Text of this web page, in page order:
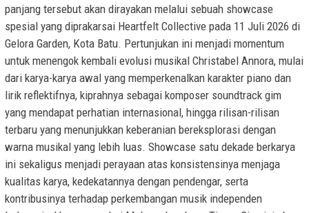
panjang tersebut akan dirayakan melalui sebuah showcase
spesial yang diprakarsai Heartfelt Collective pada 11 Juli 2026 di
Gelora Garden, Kota Batu. Pertunjukan ini menjadi momentum
untuk menengok kembali evolusi musikal Christabel Annora, mulai
dari karya-karya awal yang memperkenalkan karakter piano dan
lirik reflektifnya, kiprahnya sebagai komposer soundtrack gim
yang mendapat perhatian internasional, hingga rilisan-rilisan
terbaru yang menunjukkan keberanian bereksplorasi dengan
warna musikal yang lebih luas. Showcase satu dekade berkarya
ini sekaligus menjadi perayaan atas konsistensinya menjaga
kualitas karya, kedekatannya dengan pendengar, serta
kontribusinya terhadap perkembangan musik independen